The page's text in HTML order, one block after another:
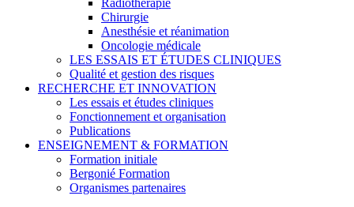
Radiothérapie
Chirurgie
Anesthésie et réanimation
Oncologie médicale
LES ESSAIS ET ÉTUDES CLINIQUES
Qualité et gestion des risques
RECHERCHE ET INNOVATION
Les essais et études cliniques
Fonctionnement et organisation
Publications
ENSEIGNEMENT & FORMATION
Formation initiale
Bergonié Formation
Organismes partenaires